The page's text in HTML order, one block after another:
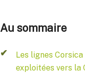
Au sommaire
Les lignes
exploitées vers la